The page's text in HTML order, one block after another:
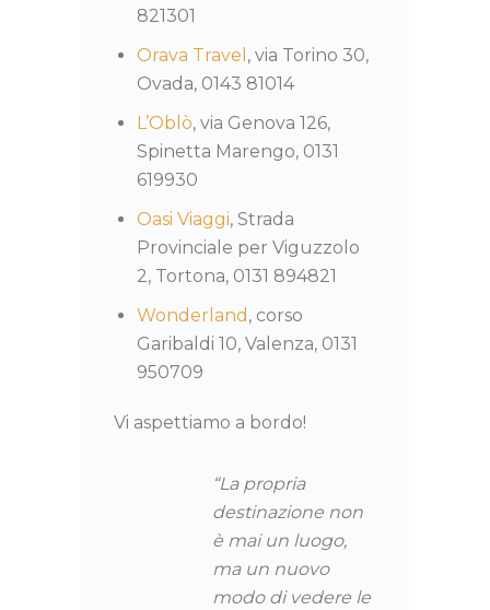
821301
Orava Travel , via Torino 30,
Ovada, 0143 81014
L’Oblò, via Genova 126,
Spinetta Marengo, 0131
619930
Oasi Viaggi, Strada
Provinciale per Viguzzolo
2, Tortona, 0131 894821
Wonderland , corso
Garibaldi 10, Valenza, 0131
950709
Vi aspettiamo a bordo!
“La propria
destinazione non
è mai un luogo,
ma un nuovo
modo di vedere le